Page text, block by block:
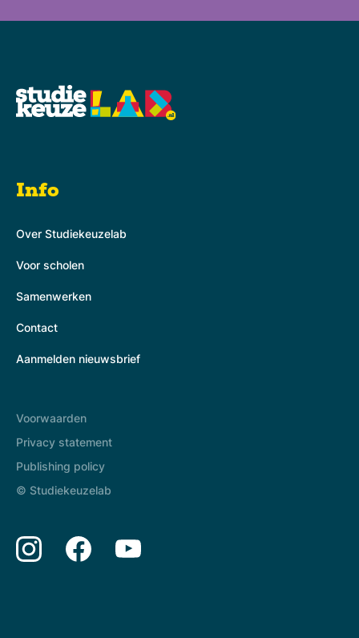
Info
Over Studiekeuzelab
Voor scholen
Samenwerken
Contact
Aanmelden nieuwsbrief
Voorwaarden
Privacy statement
Publishing policy
© Studiekeuzelab